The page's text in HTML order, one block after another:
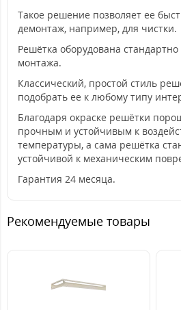
Такое решение позволяет ее
демонтаж, например, для чистки.
Решётка оборудована
монтажа.
Классический, простой стиль
подобрать ее к любому типу
Благодаря окраске решётки
прочным и устойчивым к
температуры, а сама решётка
устойчивой к механическим
Гарантия 24 месяца.
Рекомендуемые товары